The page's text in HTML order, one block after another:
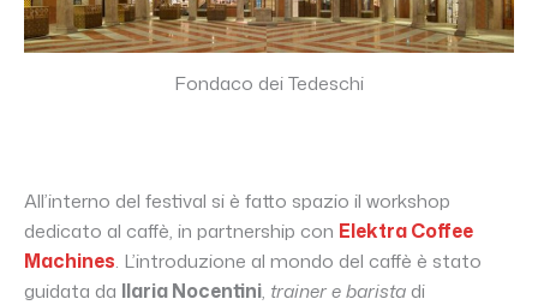
Fondaco dei Tedeschi
All’interno del festival si è fatto spazio il workshop
dedicato al caffè, in partnership con Elektra Coffee
Machines. L’introduzione al mondo del caffè è stato
guidata da Ilaria Nocentini, trainer e barista di